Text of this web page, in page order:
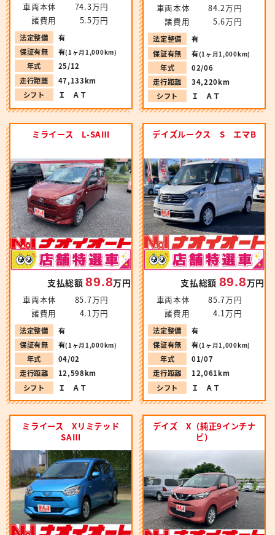
車両本体
74.3万円
諸費用
5.5万円
法定整備
有
保証有無
有(1ヶ月1,000km)
年式
25/12
走行距離
47,133km
シフト
Ｉ ＡＴ
車両本体
84.2万円
諸費用
5.6万円
法定整備
有
保証有無
有(1ヶ月1,000km)
年式
02/06
走行距離
34,220km
シフト
Ｉ ＡＴ
ミライース L-SAⅢ
支払総額89.8万円
車両本体
85.7万円
諸費用
4.1万円
法定整備
有
保証有無
有(1ヶ月1,000km)
年式
04/02
走行距離
12,598km
シフト
Ｉ ＡＴ
デイズルークス S エマB
支払総額 89.8万円
車両本体
85.7万円
諸費用
4.1万円
法定整備
有
保証有無
有(1ヶ月1,000km)
年式
01/07
走行距離
12,061km
シフト
Ｉ ＡＴ
ミライース Xリミテッド
SAⅢ
デイズ X（純正9インチナ
ビ）